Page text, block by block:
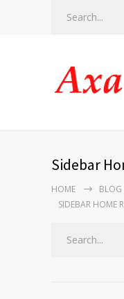
Sidebar
HOME
BLOG
SIDEBAR HOME